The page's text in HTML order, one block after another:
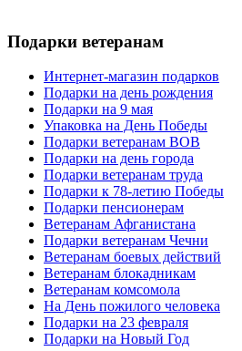
Подарки ветеранам
Интернет-магазин подарков
Подарки на день рождения
Подарки на 9 мая
Упаковка на День Победы
Подарки ветеранам ВОВ
Подарки на день города
Подарки ветеранам труда
Подарки к 78-летию Победы
Подарки пенсионерам
Ветеранам Афганистана
Подарки ветеранам Чечни
Ветеранам боевых действий
Ветеранам блокадникам
Ветеранам комсомола
На День пожилого человека
Подарки на 23 февраля
Подарки на Новый Год